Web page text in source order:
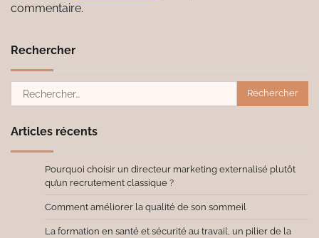
commentaire.
Rechercher
Rechercher :
Articles récents
Pourquoi choisir un directeur marketing externalisé plutôt
qu’un recrutement classique ?
Comment améliorer la qualité de son sommeil
La formation en santé et sécurité au travail, un pilier de la